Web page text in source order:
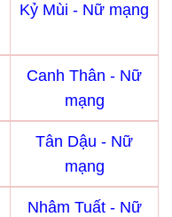
Kỷ Mùi - Nữ mạng
Canh Thân - Nữ
mạng
Tân Dậu - Nữ
mạng
Nhâm Tuất - Nữ